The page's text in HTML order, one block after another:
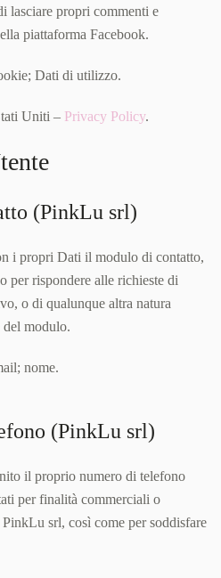
lasciare propri commenti e
piattaforma Facebook.
Dati di utilizzo.
Uniti – Privacy Policy.
(PinkLu srl)
i propri Dati il modulo di contatto,
per rispondere alle richieste di
o di qualunque altra natura
del modulo.
nome.
(PinkLu srl)
il proprio numero di telefono
per finalità commerciali o
srl, così come per soddisfare